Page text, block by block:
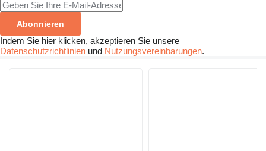
Abonnieren
Indem Sie hier klicken, akzeptieren Sie unsere
Datenschutzrichtlinien und Nutzungsvereinbarungen.